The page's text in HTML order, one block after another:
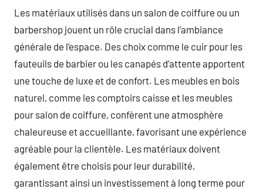
Les matériaux utilisés dans un salon de coiffure ou un
barbershop jouent un rôle crucial dans l’ambiance
générale de l’espace. Des choix comme le cuir pour les
fauteuils de barbier ou les canapés d’attente apportent
une touche de luxe et de confort. Les meubles en bois
naturel, comme les comptoirs caisse et les meubles
pour salon de coiffure, confèrent une atmosphère
chaleureuse et accueillante, favorisant une expérience
agréable pour la clientèle. Les matériaux doivent
également être choisis pour leur durabilité,
garantissant ainsi un investissement à long terme pour